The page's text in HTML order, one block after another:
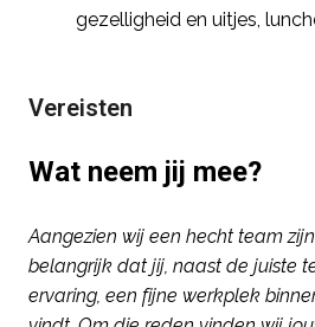
gezelligheid en uitjes,
Vereisten
Wat neem jij mee?
Aangezien wij een hecht team
belangrijk dat jij, naast de juiste
ervaring, een fijne werkplek